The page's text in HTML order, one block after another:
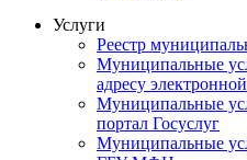
Услуги
Реестр
Муниципальные
адресу
Муниципальные
портал Госуслуг
Муниципальные